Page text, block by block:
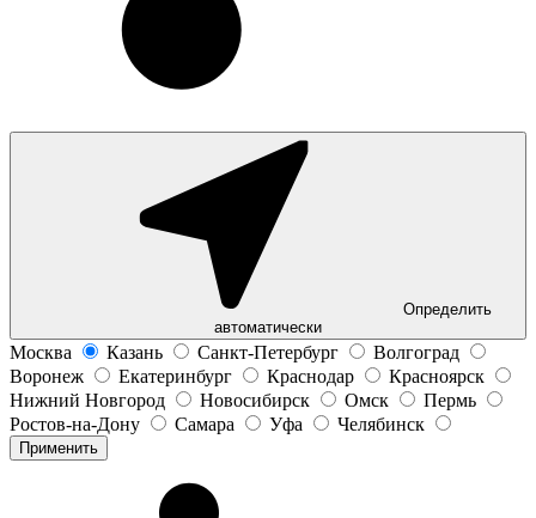
Определить
автоматически
Москва Казань Санкт-Петербург
Волгоград
Воронеж
Екатеринбург Краснодар
Красноярск
Нижний Новгород
Новосибирск Омск
Пермь
Ростов-на-Дону
Самара Уфа Челябинск
Применить